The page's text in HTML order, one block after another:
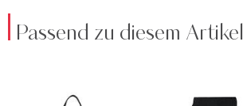
Passend zu diesem Artikel